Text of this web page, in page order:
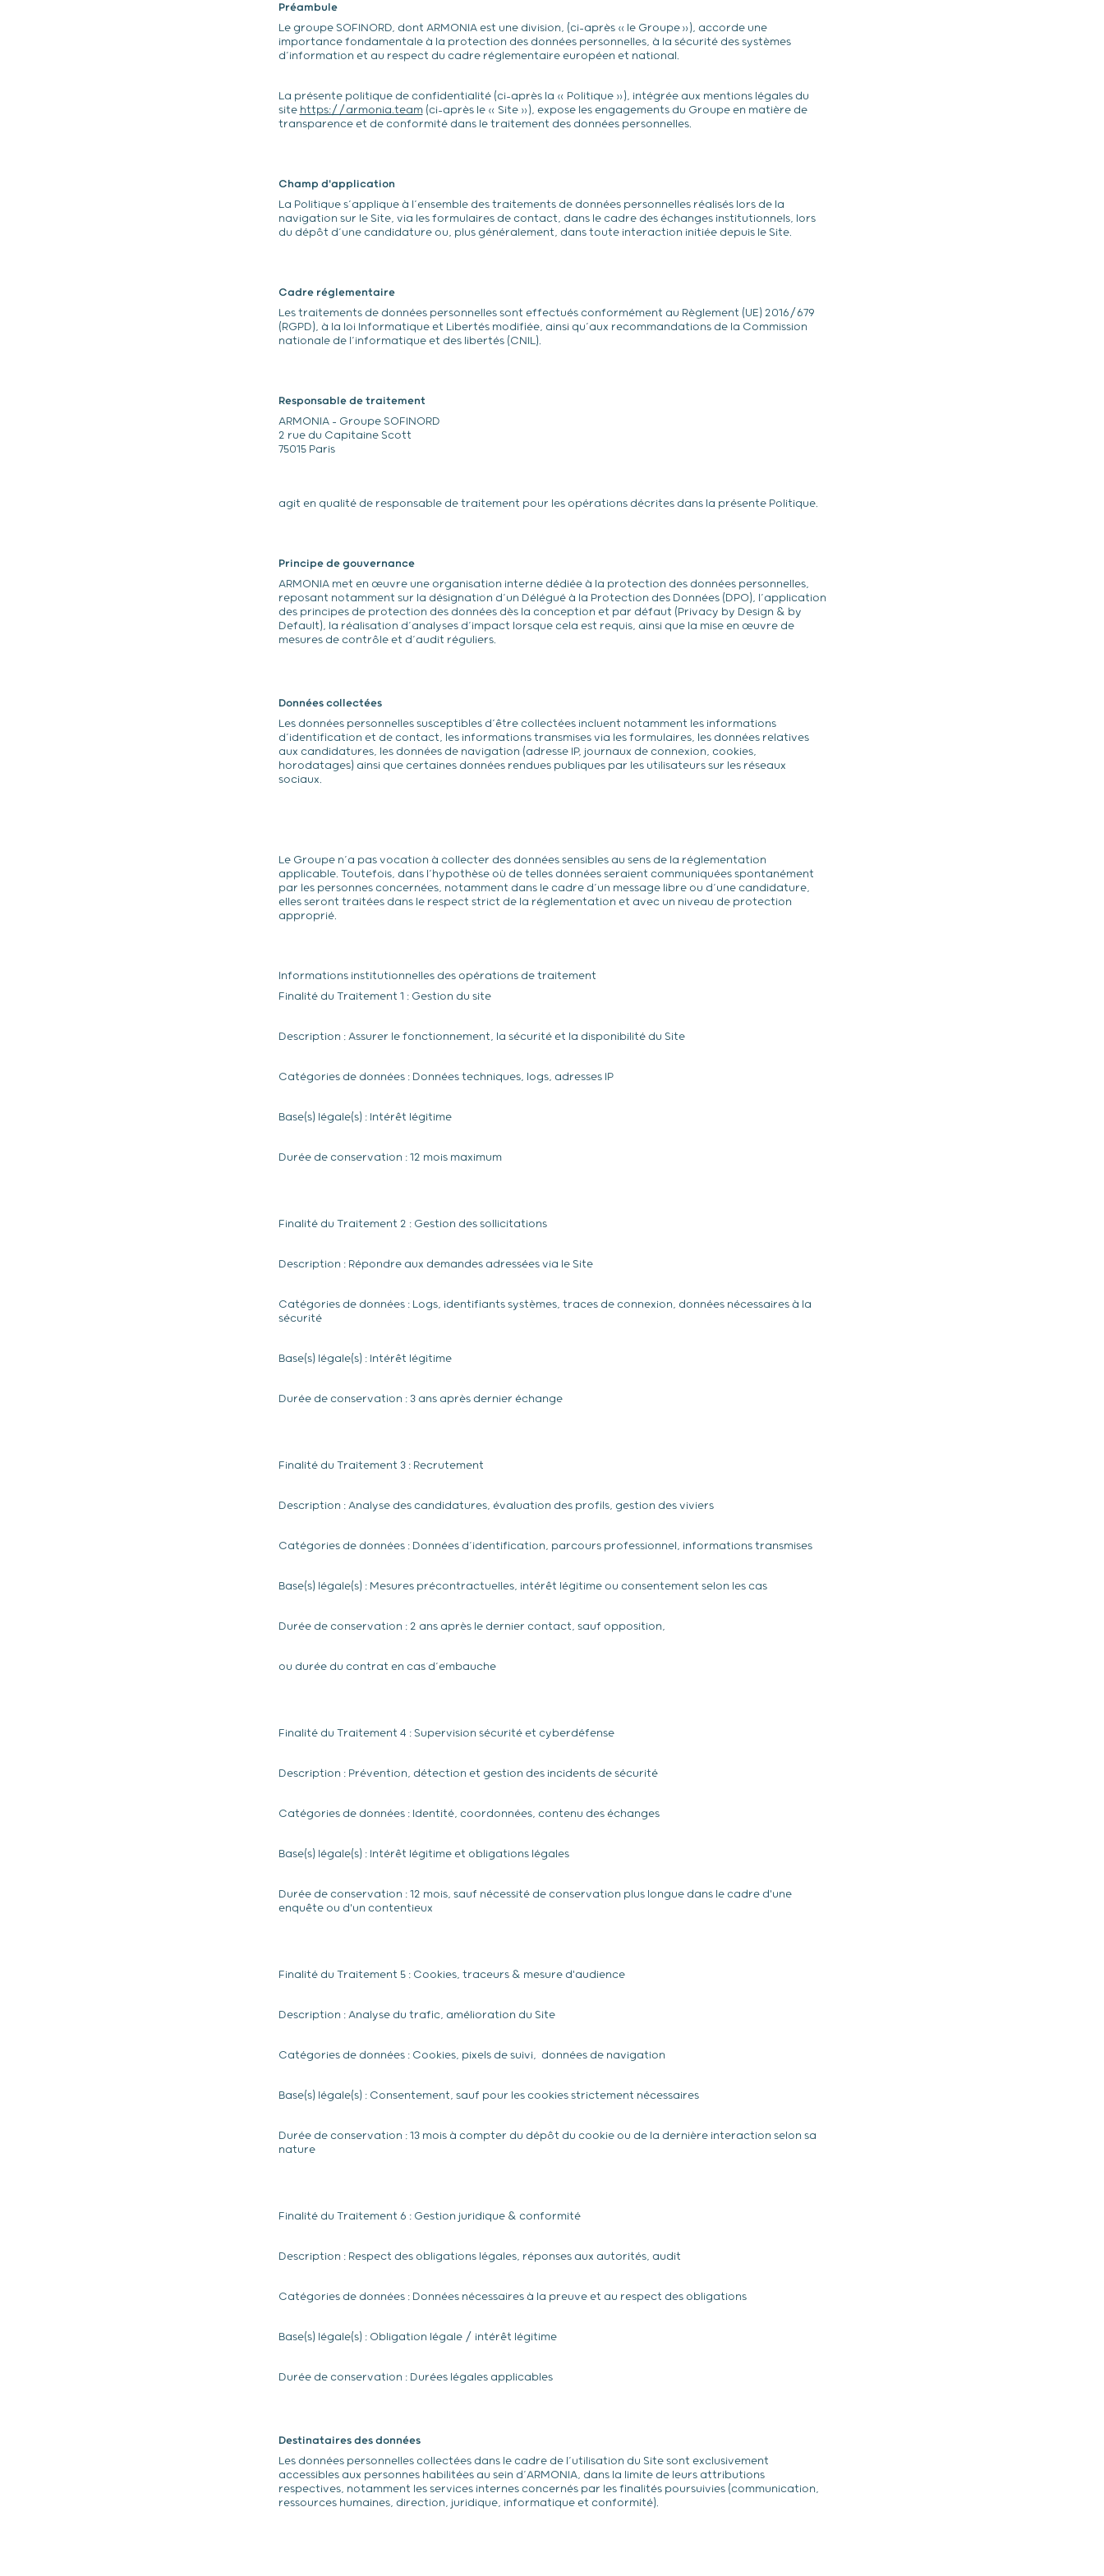
Préambule
Le groupe SOFINORD, dont ARMONIA est une division, (ci-après « le Groupe »), accorde une
importance fondamentale à la protection des données personnelles, à la sécurité des systèmes
d’information et au respect du cadre réglementaire européen et national.
La présente politique de confidentialité (ci-après la « Politique »), intégrée aux mentions légales du
site https://armonia.team(ci-après le « Site »), expose les engagements du Groupe en matière de
transparence et de conformité dans le traitement des données personnelles.
Champ d'application
La Politique s’applique à l’ensemble des traitements de données personnelles réalisés lors de la
navigation sur le Site, via les formulaires de contact, dans le cadre des échanges institutionnels, lors
du dépôt d’une candidature ou, plus généralement, dans toute interaction initiée depuis le Site.
Cadre réglementaire
Les traitements de données personnelles sont effectués conformément au Règlement (UE) 2016/679
(RGPD), à la loi Informatique et Libertés modifiée, ainsi qu’aux recommandations de la Commission
nationale de l’informatique et des libertés (CNIL).
Responsable de traitement
ARMONIA – Groupe SOFINORD
2 rue du Capitaine Scott
75015 Paris
agit en qualité de responsable de traitement pour les opérations décrites dans la présente Politique.
Principe de gouvernance
ARMONIA met en œuvre une organisation interne dédiée à la protection des données personnelles,
reposant notamment sur la désignation d’un Délégué à la Protection des Données (DPO), l’application
des principes de protection des données dès la conception et par défaut (Privacy by Design & by
Default), la réalisation d’analyses d’impact lorsque cela est requis, ainsi que la mise en œuvre de
mesures de contrôle et d’audit réguliers.
Données collectées
Les données personnelles susceptibles d’être collectées incluent notamment les informations
d’identification et de contact, les informations transmises via les formulaires, les données relatives
aux candidatures, les données de navigation (adresse IP, journaux de connexion, cookies,
horodatages) ainsi que certaines données rendues publiques par les utilisateurs sur les réseaux
sociaux.
Le Groupe n’a pas vocation à collecter des données sensibles au sens de la réglementation
applicable. Toutefois, dans l’hypothèse où de telles données seraient communiquées spontanément
par les personnes concernées, notamment dans le cadre d’un message libre ou d’une candidature,
elles seront traitées dans le respect strict de la réglementation et avec un niveau de protection
approprié.
Informations institutionnelles des opérations de traitement
Finalité du Traitement 1 : Gestion du site
Description : Assurer le fonctionnement, la sécurité et la disponibilité du Site
Catégories de données : Données techniques, logs, adresses IP
Base(s) légale(s) : Intérêt légitime
Durée de conservation : 12 mois maximum
Finalité du Traitement 2 : Gestion des sollicitations
Description : Répondre aux demandes adressées via le Site
Catégories de données : Logs, identifiants systèmes, traces de connexion, données nécessaires à la
sécurité
Base(s) légale(s) : Intérêt légitime
Durée de conservation : 3 ans après dernier échange
Finalité du Traitement 3 : Recrutement
Description : Analyse des candidatures, évaluation des profils, gestion des viviers
Catégories de données : Données d’identification, parcours professionnel, informations transmises
Base(s) légale(s) : Mesures précontractuelles, intérêt légitime ou consentement selon les cas
Durée de conservation : 2 ans après le dernier contact, sauf opposition,
ou durée du contrat en cas d’embauche
Finalité du Traitement 4 : Supervision sécurité et cyberdéfense
Description : Prévention, détection et gestion des incidents de sécurité
Catégories de données : Identité, coordonnées, contenu des échanges
Base(s) légale(s) : Intérêt légitime et obligations légales
Durée de conservation : 12 mois, sauf nécessité de conservation plus longue dans le cadre d'une
enquête ou d'un contentieux
Finalité du Traitement 5 : Cookies, traceurs & mesure d'audience
Description : Analyse du trafic, amélioration du Site
Catégories de données : Cookies, pixels de suivi, données de navigation
Base(s) légale(s) : Consentement, sauf pour les cookies strictement nécessaires
Durée de conservation : 13 mois à compter du dépôt du cookie ou de la dernière interaction selon sa
nature
Finalité du Traitement 6 : Gestion juridique & conformité
Description : Respect des obligations légales, réponses aux autorités, audit
Catégories de données : Données nécessaires à la preuve et au respect des obligations
Base(s) légale(s) : Obligation légale / intérêt légitime
Durée de conservation : Durées légales applicables
Destinataires des données
Les données personnelles collectées dans le cadre de l’utilisation du Site sont exclusivement
accessibles aux personnes habilitées au sein d’ARMONIA, dans la limite de leurs attributions
respectives, notamment les services internes concernés par les finalités poursuivies (communication,
ressources humaines, direction, juridique, informatique et conformité).